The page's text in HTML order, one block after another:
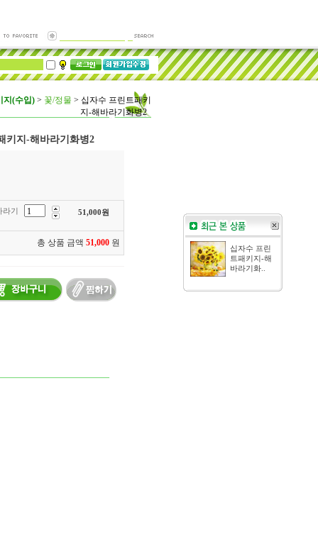
지(수입) > 꽃/정물 > 십자수 프린트패키
지-해바라기화병2
키지-해바라기화병2
라기 51,000원
총 상품 금액 51,000 원
십자수 프린
트패키지-해
바라기화..